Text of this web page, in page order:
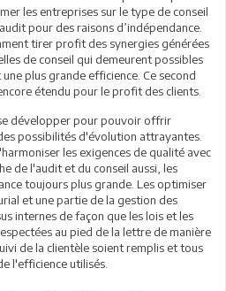
les entreprises sur le type de conseil
pour des raisons d’indépendance.
tirer profit des synergies générées
de conseil qui demeurent possibles
plus grande efficience. Ce second
étendu pour le profit des clients.
développer pour pouvoir offrir
possibilités d'évolution attrayantes.
les exigences de qualité avec
de l'audit et du conseil aussi, les
toujours plus grande. Les optimiser
et une partie de la gestion des
internes de façon que les lois et les
au pied de la lettre de manière
de la clientèle soient remplis et tous
l'efficience utilisés.